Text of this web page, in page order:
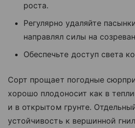
роста.
Регулярно удаляйте
направлял силы на
Обеспечьте доступ света
Сорт прощает погодные
хорошо плодоносит как в
и в открытом грунте.
устойчивость к вершинной